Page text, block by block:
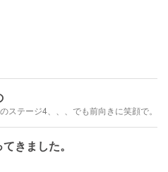
ステージ4、、、でも前向きに笑顔で。
きました。